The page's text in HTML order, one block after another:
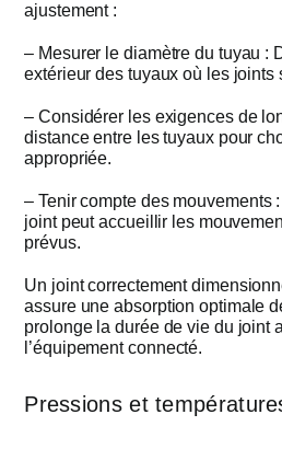
ajustement :
– Mesurer le diamètre du tuyau :
extérieur des tuyaux où les joints
– Considérer les exigences de
distance entre les tuyaux pour
appropriée.
– Tenir compte des mouvements
joint peut accueillir les
prévus.
Un joint correctement
assure une absorption optimale
prolonge la durée de vie du joint
l’équipement connecté.
Pressions et